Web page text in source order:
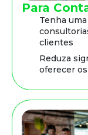
Para
Tenha
clientes
Reduza
oferecer